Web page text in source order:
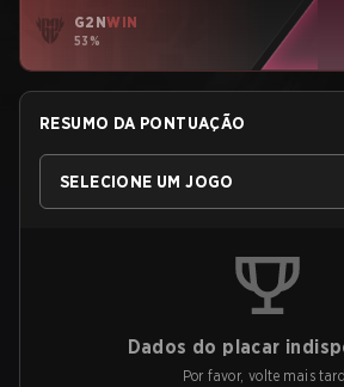
G2NWIN
53%
RESUMO DA PONTUAÇÃO
SELECIONE UM JOGO
Dados do placar
Por favor, volte mais